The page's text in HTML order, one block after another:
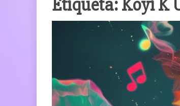
Etiqueta:Koyi K